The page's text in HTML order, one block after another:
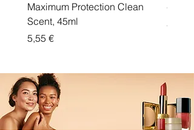
Maximum Protection Clean
Scent, 45ml
Price
5,55 €
Price
5,55 €